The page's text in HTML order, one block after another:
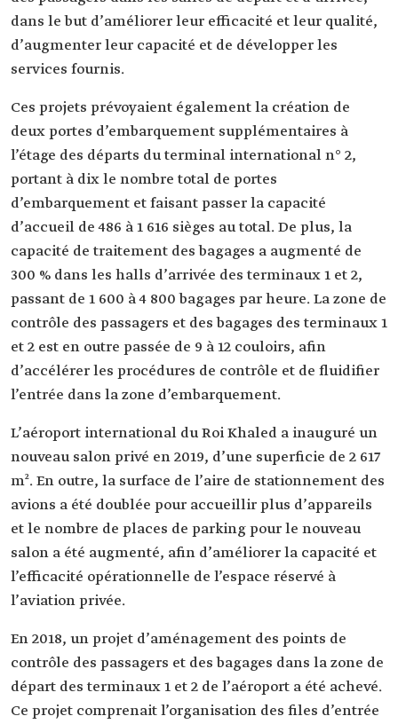
dans le but d’améliorer leur efficacité et leur qualité,
d’augmenter leur capacité et de développer les
services fournis.
Ces projets prévoyaient également la création de
deux portes d’embarquement supplémentaires à
l’étage des départs du terminal international n° 2,
portant à dix le nombre total de portes
d’embarquement et faisant passer la capacité
d’accueil de 486 à 1 616 sièges au total. De plus, la
capacité de traitement des bagages a augmenté de
300 % dans les halls d’arrivée des terminaux 1 et 2,
passant de 1 600 à 4 800 bagages par heure. La zone de
contrôle des passagers et des bagages des terminaux 1
et 2 est en outre passée de 9 à 12 couloirs, afin
d’accélérer les procédures de contrôle et de fluidifier
l’entrée dans la zone d’embarquement.
L’aéroport international du Roi Khaled a inauguré un
nouveau salon privé en 2019, d’une superficie de 2 617
m². En outre, la surface de l’aire de stationnement des
avions a été doublée pour accueillir plus d’appareils
et le nombre de places de parking pour le nouveau
salon a été augmenté, afin d’améliorer la capacité et
l’efficacité opérationnelle de l’espace réservé à
l’aviation privée.
En 2018, un projet d’aménagement des points de
contrôle des passagers et des bagages dans la zone de
départ des terminaux 1 et 2 de l’aéroport a été achevé.
Ce projet comprenait l’organisation des files d’entrée